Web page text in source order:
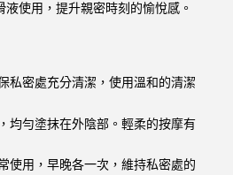
液使用，提升親密時刻的愉悅感。
私密處充分清潔，使用溫和的清潔
均勻塗抹在外陰部。輕柔的按摩有
使用，早晚各一次，維持私密處的